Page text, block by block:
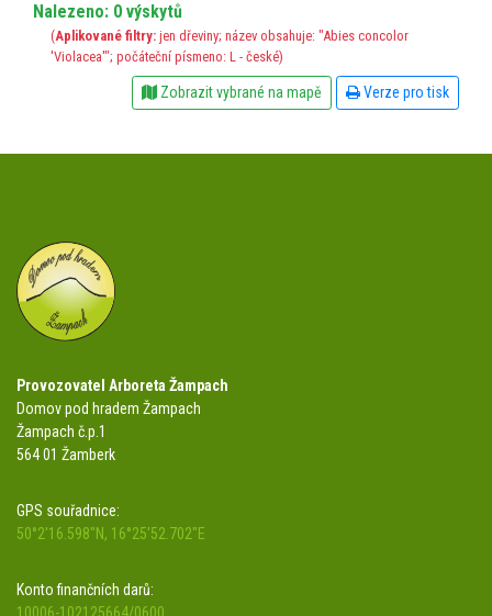
Nalezeno: 0 výskytů
(Aplikované filtry: jen dřeviny; název obsahuje: "Abies concolor
'Violacea'"; počáteční písmeno: L - české)
Zobrazit vybrané na mapě Verze pro tisk
Provozovatel Arboreta Žampach
Domov pod hradem Žampach
Žampach č.p.1
564 01 Žamberk
GPS souřadnice:
50°2'16.598"N, 16°25'52.702"E
Konto finančních darů: